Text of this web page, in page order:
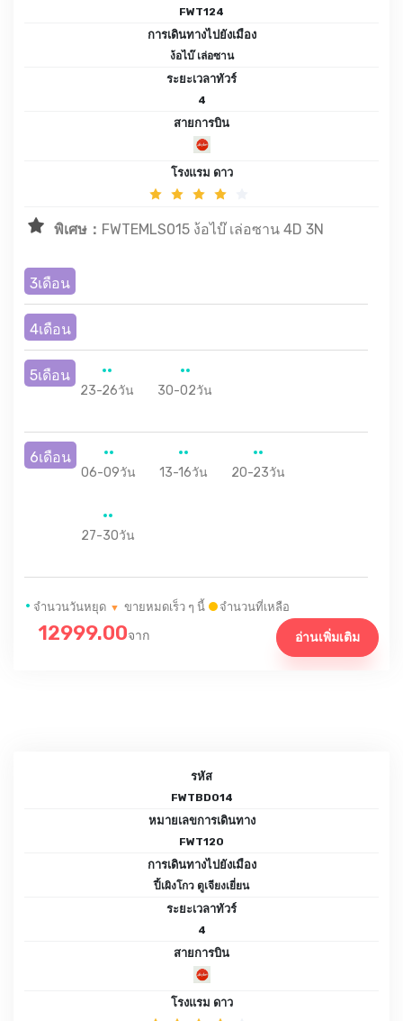
FWT124
การเดินทางไปยังเมือง
ง้อไบ๊ เล่อซาน
ระยะเวลาทัวร์
4
สายการบิน
โรงแรม ดาว
พิเศษ： FWTEMLS015 ง้อไบ๊ เล่อซาน 4D 3N
3เดือน
4เดือน
5เดือน
23-26วัน 30-02วัน
6เดือน
06-09วัน 13-16วัน 20-23วัน
27-30วัน
• จำนวนวันหยุด ▼ ขายหมดเร็ว ๆ นี้ จำนวนที่เหลือ
12999.00จาก อ่านเพิ่มเติม
รหัส
FWTBD014
หมายเลขการเดินทาง
FWT120
การเดินทางไปยังเมือง
ปี้เผิงโกว ตูเจียงเยี่ยน
ระยะเวลาทัวร์
4
สายการบิน
โรงแรม ดาว